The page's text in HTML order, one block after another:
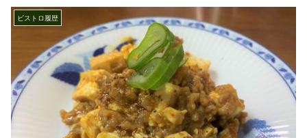
ビストロ履歴